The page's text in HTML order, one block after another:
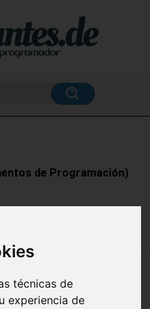
técnicas de
experiencia de
de Programación)
EN
BÁSICOS